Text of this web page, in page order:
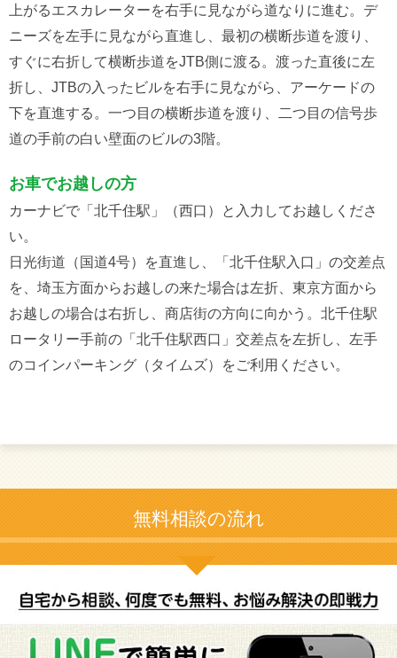
上がるエスカレーターを右手に見ながら道なりに進む。デ
ニーズを左手に見ながら直進し、最初の横断歩道を渡り、
すぐに右折して横断歩道をJTB側に渡る。渡った直後に左
折し、JTBの入ったビルを右手に見ながら、アーケードの
下を直進する。一つ目の横断歩道を渡り、二つ目の信号歩
道の手前の白い壁面のビルの3階。
お車でお越しの方
カーナビで「北千住駅」（西口）と入力してお越しくださ
い。
日光街道（国道4号）を直進し、「北千住駅入口」の交差点
を、埼玉方面からお越しの来た場合は左折、東京方面から
お越しの場合は右折し、商店街の方向に向かう。北千住駅
ロータリー手前の「北千住駅西口」交差点を左折し、左手
のコインパーキング（タイムズ）をご利用ください。
無料相談の流れ